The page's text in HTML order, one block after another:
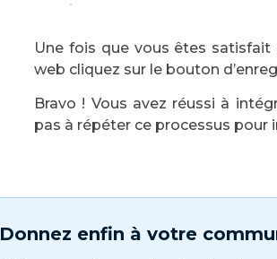
Une fois que vous êtes
web cliquez sur le bouton
Bravo ! Vous avez réussi à
pas à répéter ce processus pour
Donnez enfin à votre